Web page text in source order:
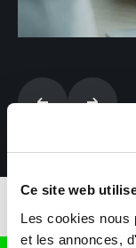
Ce site web
Les cookies nous
et les annonces,